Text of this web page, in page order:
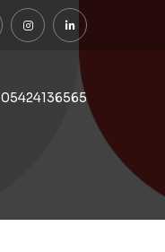
05424136565